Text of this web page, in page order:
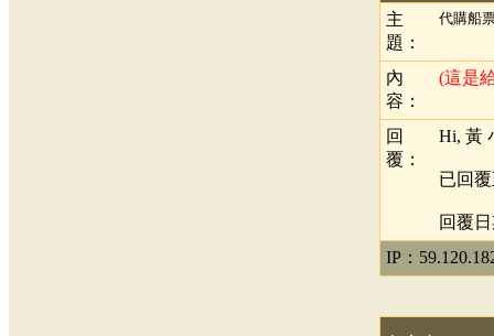
主
題：
代購船
內
容：
(這是
回
覆：
Hi, 黃
已回
回覆日
IP：